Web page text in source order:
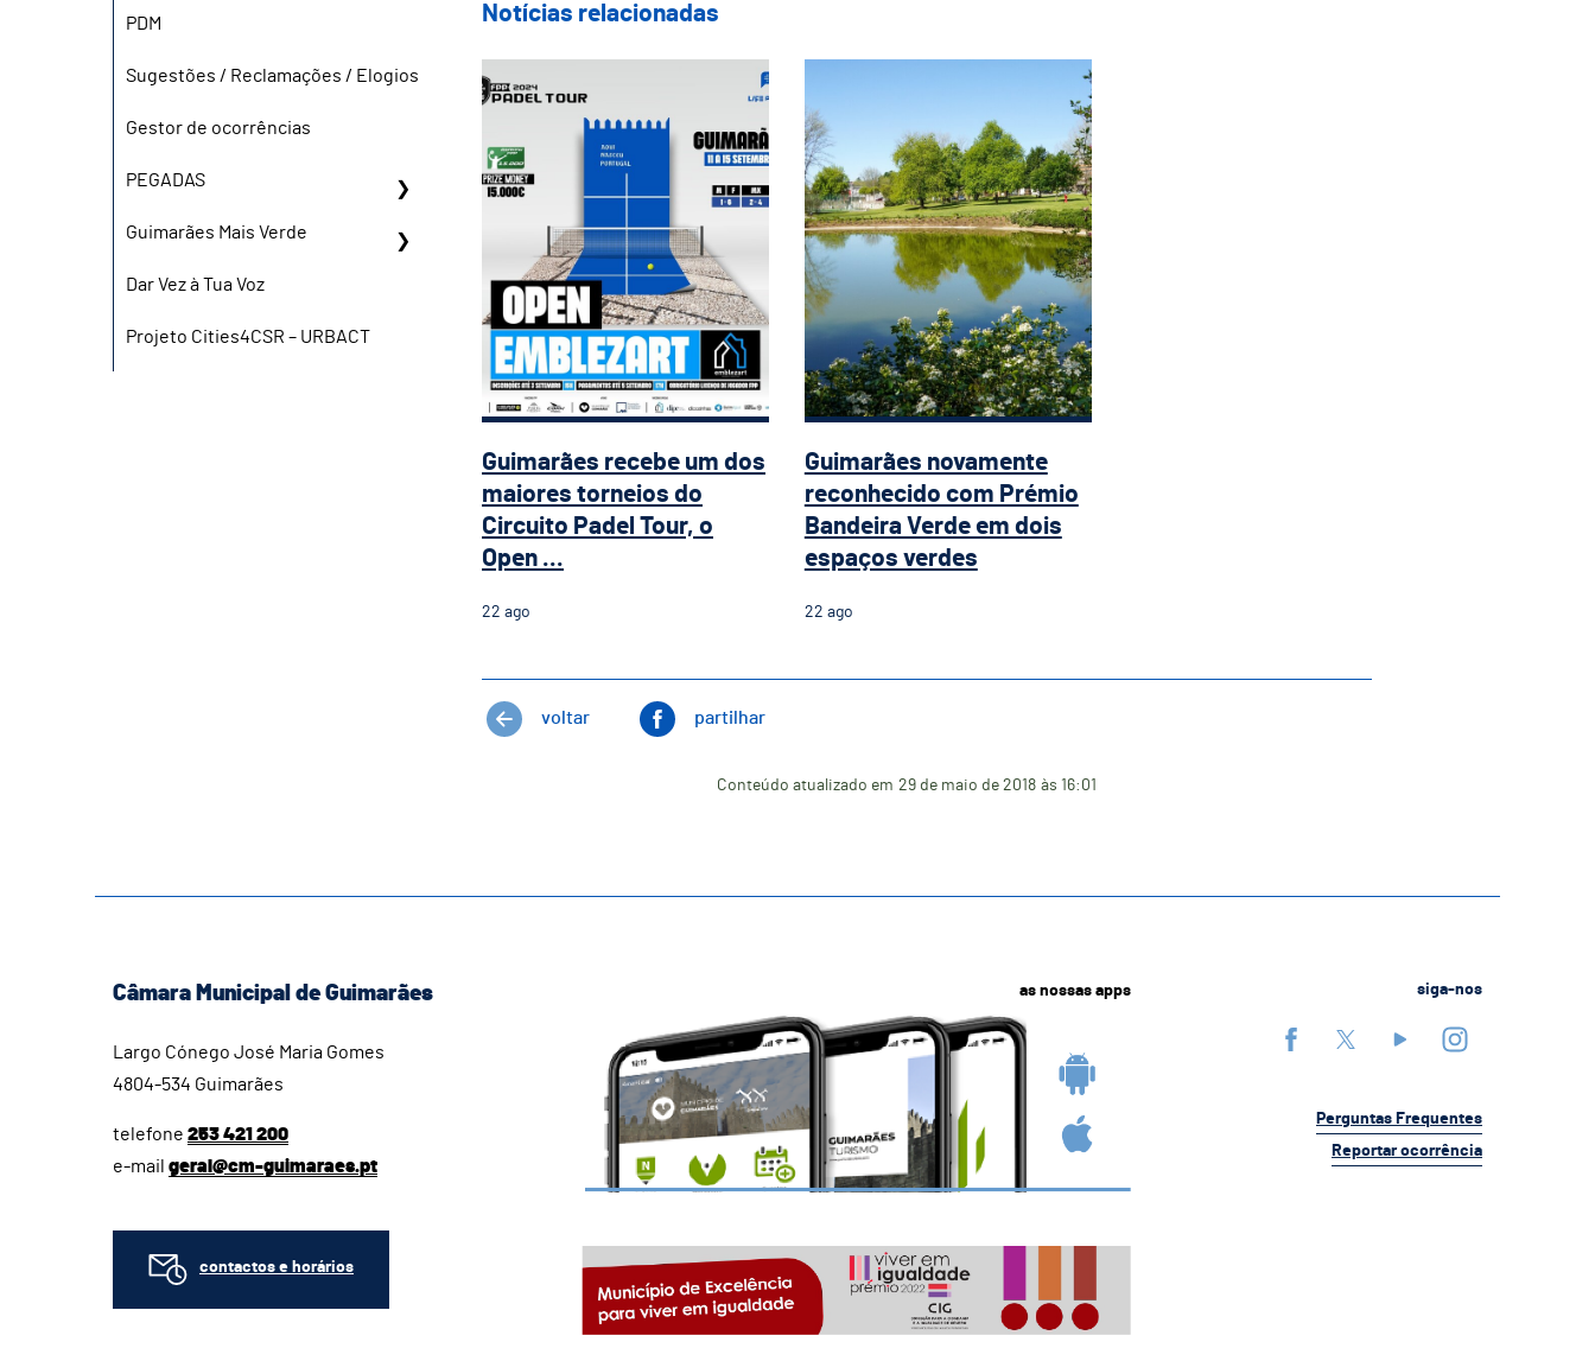
PDM
Sugestões / Reclamações / Elogios
Gestor de ocorrências
PEGADAS
Guimarães Mais Verde
Dar Vez à Tua Voz
Projeto Cities4CSR – URBACT
Notícias relacionadas
Guimarães recebe um dos maiores torneios do Circuito Padel Tour, o Open Emblezart
Guimarães recebe um dos
maiores torneios do
Circuito Padel Tour, o
Open ...
22 ago
Guimarães novamente reconhecido com Prémio Bandeira
Guimarães novamente
reconhecido com Prémio
Bandeira Verde em dois
espaços verdes
22 ago
voltar partilhar
Conteúdo atualizado em 29 de maio de 2018 às 16:01
Câmara Municipal de Guimarães
Largo Cónego José Maria Gomes
4804-534 Guimarães
telefone 253 421 200
e-mail geral@cm-guimaraes.pt
contactos e horários
as nossas apps siga-nos
Perguntas Frequentes
Reportar ocorrência